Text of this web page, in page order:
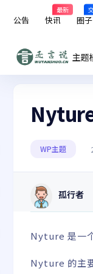
公告 快讯
最新
圈子
主题
WP主题
孤行者
Nyture 是一
Nyture 的主